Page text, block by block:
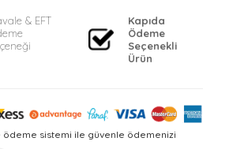
& EFT
Kapıda
Ödeme
Seçenekli
Ürün
ödeme sistemi ile güvenle ödemenizi